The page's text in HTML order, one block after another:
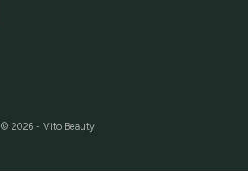
© 2026 - Vito Beauty